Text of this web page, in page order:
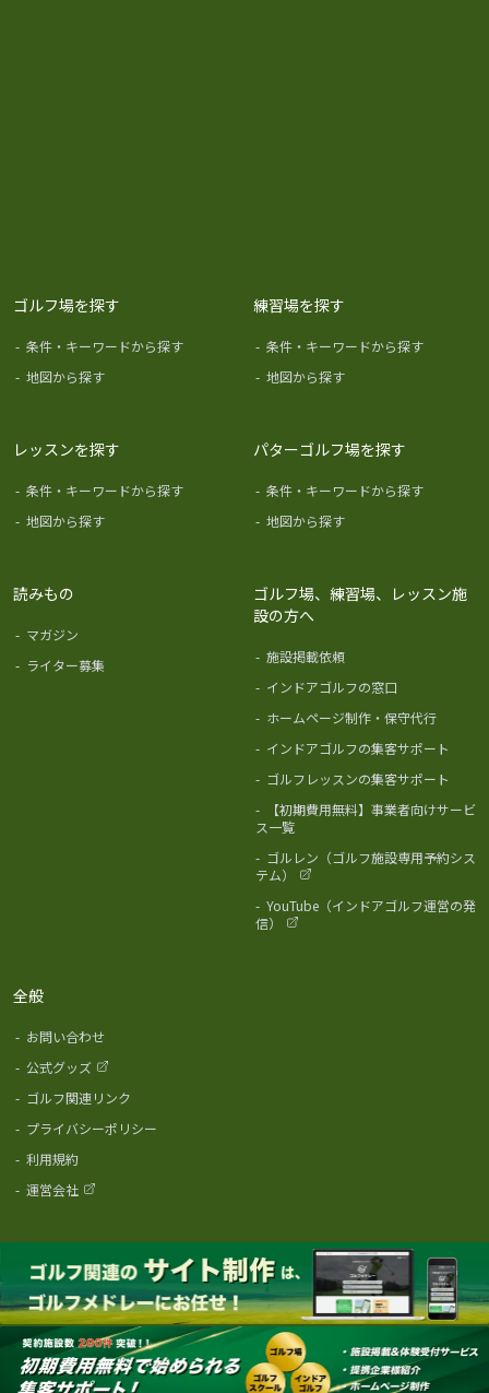
ゴルフ場を探す
- 条件・キーワードから探す
- 地図から探す
練習場を探す
- 条件・キーワードから探す
- 地図から探す
レッスンを探す
- 条件・キーワードから探す
- 地図から探す
パターゴルフ場を探す
- 条件・キーワードから探す
- 地図から探す
読みもの
- マガジン
- ライター募集
ゴルフ場、練習場、レッスン施
設の方へ
- 施設掲載依頼
- インドアゴルフの窓口
- ホームページ制作・保守代行
- インドアゴルフの集客サポート
- ゴルフレッスンの集客サポート
-
【初期費用無料】事業者向けサービ
ス一覧
- ゴルレン（ゴルフ施設専用予約シス
テム）
- YouTube（インドアゴルフ運営の発
信）
全般
- お問い合わせ
- 公式グッズ
- ゴルフ関連リンク
- プライバシーポリシー
- 利用規約
- 運営会社